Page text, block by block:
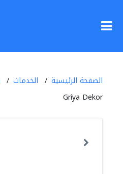
الصفحة الرئيسية الخدمات
Griya Dekor